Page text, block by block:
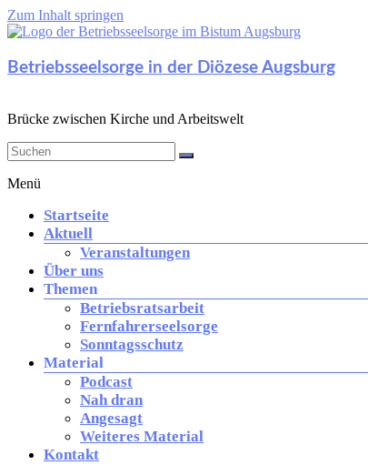
Zum Inhalt springen
Betriebsseelsorge in der Diözese Augsburg
Brücke zwischen Kirche und Arbeitswelt
Menü
Startseite
Aktuell
Veranstaltungen
Über uns
Themen
Betriebsratsarbeit
Fernfahrerseelsorge
Sonntagsschutz
Material
Podcast
Nah dran
Angesagt
Weiteres Material
Kontakt